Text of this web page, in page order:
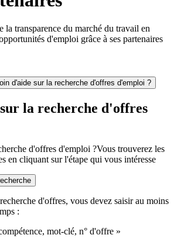
la transparence du marché du travail en
d'emploi grâce à ses partenaires
d'aide sur la recherche d'offres d'emploi ?
la recherche d'offres
d'offres d'emploi ?Vous trouverez les
en cliquant sur l'étape qui vous intéresse
d'offres, vous devez saisir au moins
:
mot-clé, n° d'offre »